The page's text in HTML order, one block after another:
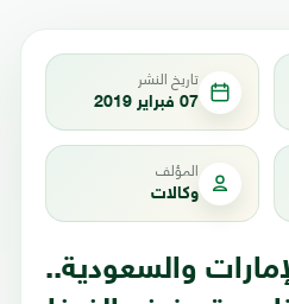
تاريخ النشر
07 فبراير 2019
المؤلف
وكالات
والسعودية..